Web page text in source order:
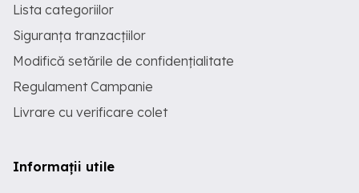
Lista categoriilor
Siguranța tranzacțiilor
Modifică setările de confidențialitate
Regulament Campanie
Livrare cu verificare colet
Informații utile